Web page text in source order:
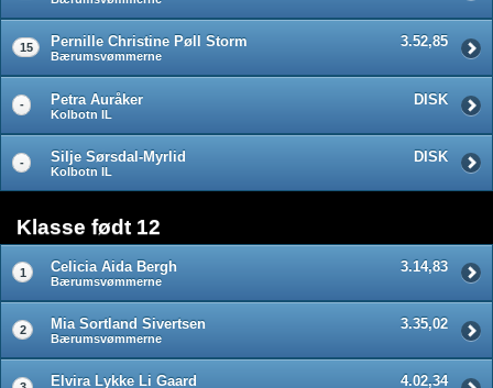
15 Pernille Christine Pøll Storm
Bærumsvømmerne
3.52,85
- Petra Auråker
Kolbotn IL
DISK
- Silje Sørsdal-Myrlid
Kolbotn IL
DISK
Klasse født 12
1 Celicia Aida Bergh
Bærumsvømmerne
3.14,83
2 Mia Sortland Sivertsen
Bærumsvømmerne
3.35,02
Elvira Lykke Li Gaard 4.02,34